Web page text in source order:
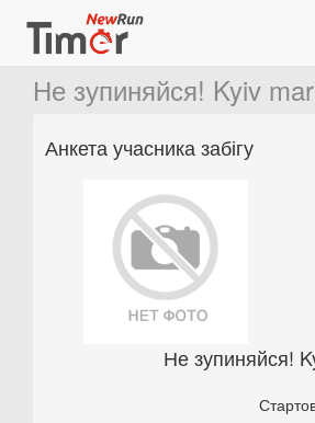
Не зупиняйся! Kyiv
Анкета учасника забігу
Не зупиняйся!